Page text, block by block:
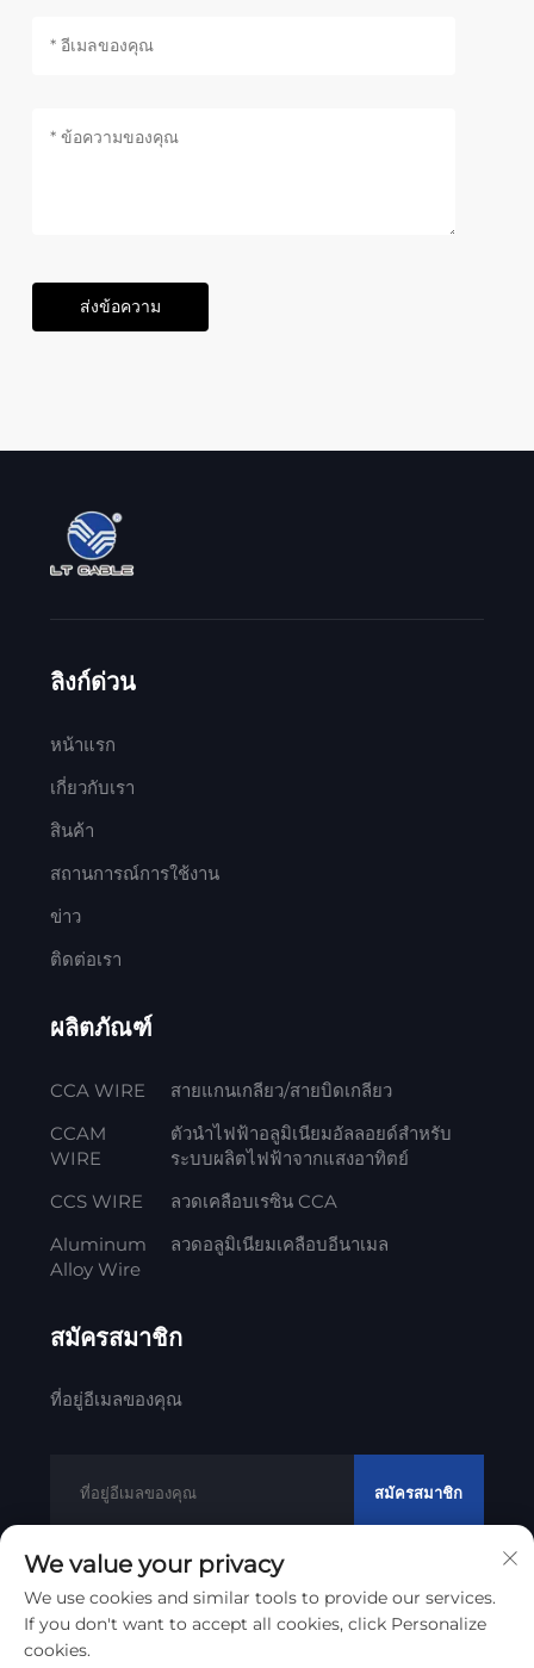
ส่งข้อความ
ลิงก์ด่วน
หน้าแรก
เกี่ยวกับเรา
สินค้า
สถานการณ์การใช้งาน
ข่าว
ติดต่อเรา
ผลิตภัณฑ์
CCA WIRE
CCAM
WIRE
CCS WIRE
Aluminum
Alloy Wire
สายแกนเกลียว/สายบิดเกลียว
ตัวนำไฟฟ้าอลูมิเนียมอัลลอยด์สำหรับ
ระบบผลิตไฟฟ้าจากแสงอาทิตย์
ลวดเคลือบเรซิน CCA
ลวดอลูมิเนียมเคลือบอีนาเมล
สมัครสมาชิก
ที่อยู่อีเมลของคุณ
สมัครสมาชิก
ลิขสิทธิ์ © 2012 - 2023 Litong Cable Technology Co., Ltd
การสํารวจความเป็นส่วนตัว
We value your privacy
We use cookies and similar tools to provide our services.
If you don't want to accept all cookies, click Personalize
cookies.